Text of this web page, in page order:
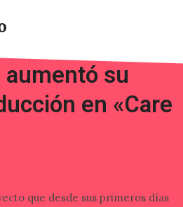
su
en «Care
que desde sus primeros días